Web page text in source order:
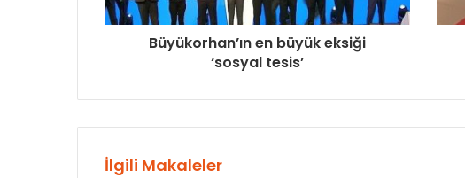
Büyükorhan’ın en büyük eksiği
‘sosyal tesis’
İlgili Makaleler